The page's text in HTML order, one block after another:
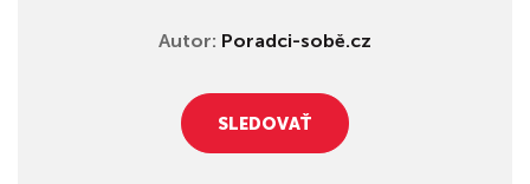
Autor: Poradci-sobě.cz
SLEDOVAŤ